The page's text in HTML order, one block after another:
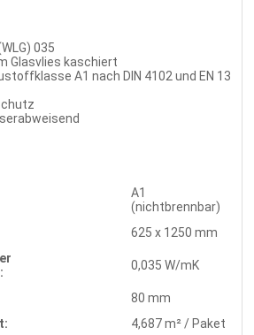
035
Glasvlies kaschiert
A1 nach DIN 4102 und EN 13
A1
(nichtbrennbar)
625 x 1250 mm
0,035 W/mK
80 mm
4,687 m² / Paket